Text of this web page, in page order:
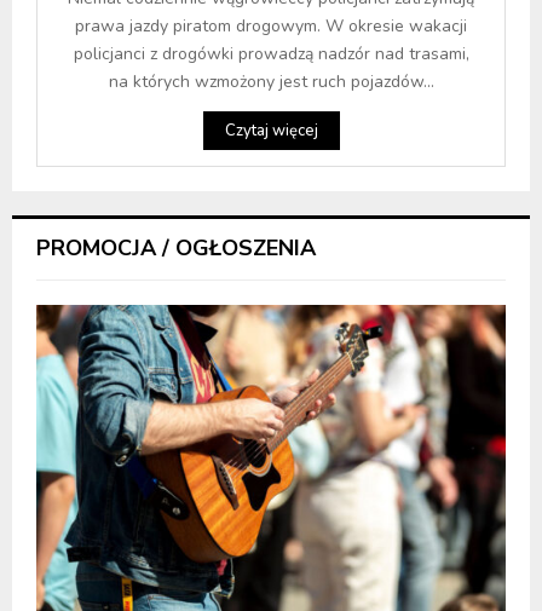
prawa jazdy piratom drogowym. W okresie wakacji
policjanci z drogówki prowadzą nadzór nad trasami,
na których wzmożony jest ruch pojazdów...
Czytaj więcej
PROMOCJA / OGŁOSZENIA